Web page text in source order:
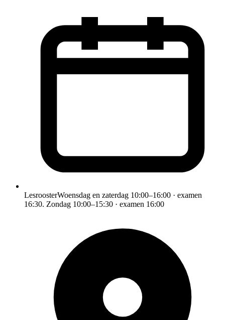
LesroosterWoensdag en zaterdag 10:00–16:00 · examen
16:30. Zondag 10:00–15:30 · examen 16:00